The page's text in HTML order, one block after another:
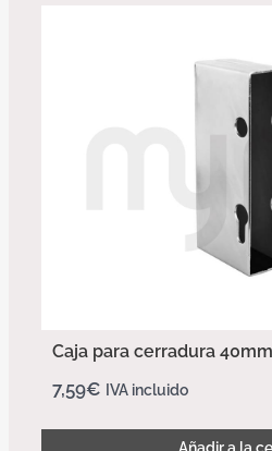
Caja para cerradura
7,59€ IVA incluido